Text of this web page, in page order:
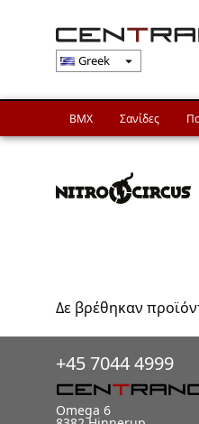
Greek arrow_drop_down
BMX Σανίδες
Δε βρέθηκαν
+45 7044 4999
Omega 6